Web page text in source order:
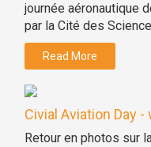
journée aéronautique
par la Cité des
Read More
Civial Aviation Day
Retour en photos sur